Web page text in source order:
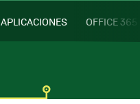
APLICACIONES OFFICE 365